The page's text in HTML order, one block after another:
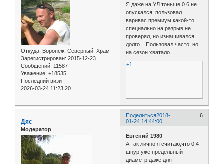
Откуда: Воронеж, Северный, Храм
Зарегистрирован: 2015-12-23
Сообщений: 11587
Уважение: +18535
Последний визит:
2026-03-24 11:23:20
Я даже на УЛ тоньше 0.6 не
опускался, пользовал
варивас премиум какой-то,
специально на разрыв не
проверял, но изнашивался
долго... Пользовал часто, но
на сезон хватало...
+1
Поделиться 6
2018-
01-24 14:44:00
Дяс
Модератор
Евгений 1980
А так лично я считаю,что 0,4
шнур уже предельный
диаметр даже для